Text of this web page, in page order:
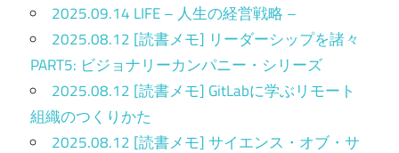
2025.09.14 LIFE – 人生の経営戦略 –
2025.08.12 [読書メモ] リーダーシップを諸々
PART5: ビジョナリーカンパニー・シリーズ
2025.08.12 [読書メモ] GitLabに学ぶリモート
組織のつくりかた
2025.08.12 [読書メモ] サイエンス・オブ・サ